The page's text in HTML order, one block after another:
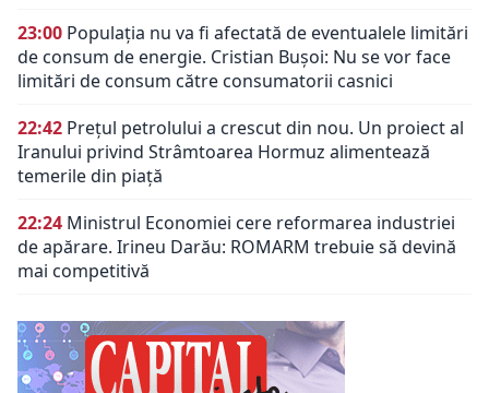
23:00 Populația nu va fi afectată de eventualele limitări
de consum de energie. Cristian Bușoi: Nu se vor face
limitări de consum către consumatorii casnici
22:42 Prețul petrolului a crescut din nou. Un proiect al
Iranului privind Strâmtoarea Hormuz alimentează
temerile din piață
22:24 Ministrul Economiei cere reformarea industriei
de apărare. Irineu Darău: ROMARM trebuie să devină
mai competitivă